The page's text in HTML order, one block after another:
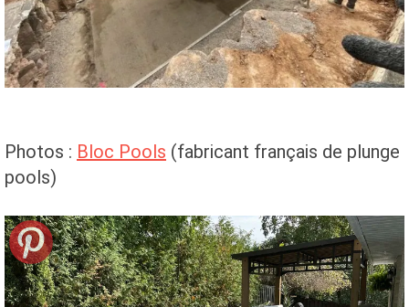
Photos : Bloc Pools (fabricant français de plunge
pools)